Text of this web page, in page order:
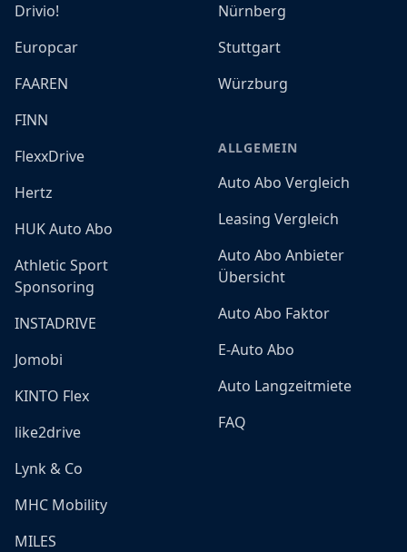
Drivio!
Europcar
FAAREN
FINN
FlexxDrive
Hertz
HUK Auto Abo
Athletic Sport
Sponsoring
INSTADRIVE
Jomobi
KINTO Flex
like2drive
Lynk & Co
MHC Mobility
MILES
Nürnberg
Stuttgart
Würzburg
ALLGEMEIN
Auto Abo Vergleich
Leasing Vergleich
Auto Abo Anbieter
Übersicht
Auto Abo Faktor
E-Auto Abo
Auto Langzeitmiete
FAQ